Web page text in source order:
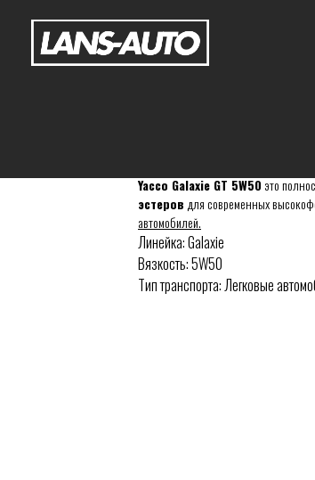
Yacco Galaxie GT 5W50 это
эстеров для современных
автомобилей.
Линейка: Galaxie
Вязкость: 5W50
Тип транспорта: Легковые